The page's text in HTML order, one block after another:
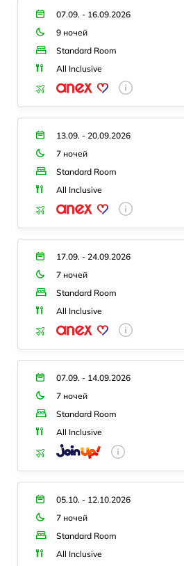
07.09. - 16.09.2026
9 ночей
Standard Room
All Inclusive
13.09. - 20.09.2026
7 ночей
Standard Room
All Inclusive
17.09. - 24.09.2026
7 ночей
Standard Room
All Inclusive
07.09. - 14.09.2026
7 ночей
Standard Room
All Inclusive
05.10. - 12.10.2026
7 ночей
Standard Room
All Inclusive